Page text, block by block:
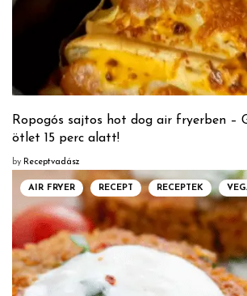
Ropogós sajtos hot dog air fryerben –
ötlet 15 perc alatt!
by Receptvadász
AIR FRYER RECEPT RECEPTEK